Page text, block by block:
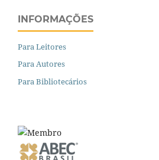
INFORMAÇÕES
Para Leitores
Para Autores
Para Bibliotecários